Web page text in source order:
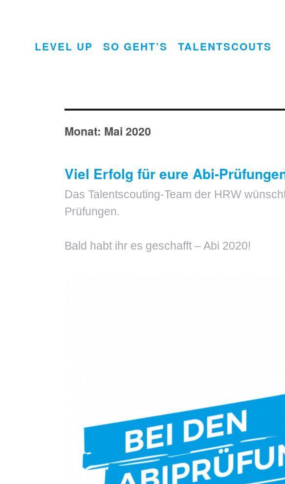
LEVEL UP SO GEHT’S TALENTSCOUTS
Monat: Mai 2020
Viel Erfolg für eure Abi-
Das Talentscouting-Team der HRW
Prüfungen.
Bald habt ihr es geschafft – Abi 2020!